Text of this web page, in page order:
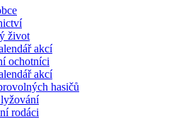
život
akcí
ochotníci
akcí
hasičů
rodáci